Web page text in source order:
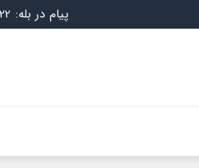
پیام در بله: 09052266722